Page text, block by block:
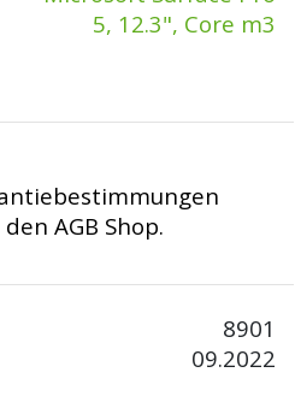
5, 12.3", Core m3
AGB Shop.
8901
09.2022